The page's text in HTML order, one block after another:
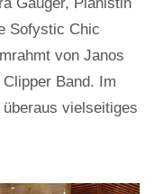
Gauger, Pianistin
Sofystic Chic
von Janos
Band. Im
vielseitiges